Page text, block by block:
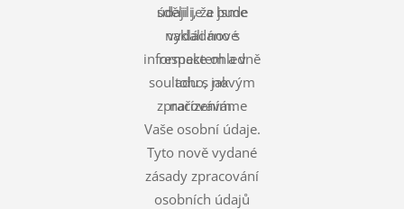
údaji je a bude
nakládáno s
respektem a v
souladu s novým
nařízením.
sdělili, že jsme
vydali nové
informace ohledně
toho, jak
zpracováváme
Vaše osobní údaje.
Tyto nově vydané
zásady zpracování
osobních údajů